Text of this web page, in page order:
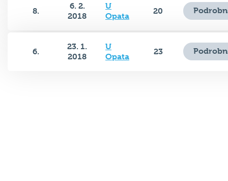
8.
6. 2.
2018
U
Opata
20
6.
23. 1.
2018
U
Opata
23